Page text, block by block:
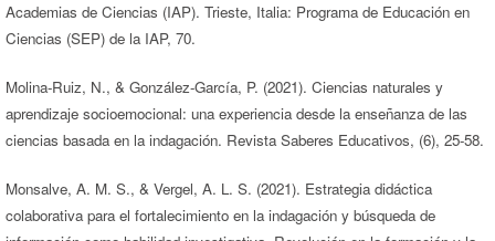
Academias de Ciencias (IAP). Trieste, Italia: Programa de Educación en
Ciencias (SEP) de la IAP, 70.
Molina-Ruiz, N., & González-García, P. (2021). Ciencias naturales y
aprendizaje socioemocional: una experiencia desde la enseñanza de las
ciencias basada en la indagación. Revista Saberes Educativos, (6), 25-58.
Monsalve, A. M. S., & Vergel, A. L. S. (2021). Estrategia didáctica
colaborativa para el fortalecimiento en la indagación y búsqueda de